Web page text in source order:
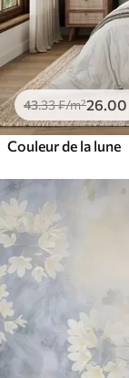
43.33₣/m²26 .00
Couleur de la lune